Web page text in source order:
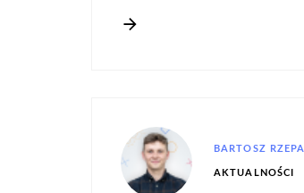
BARTOSZ RZEPA
AKTUALNOŚCI